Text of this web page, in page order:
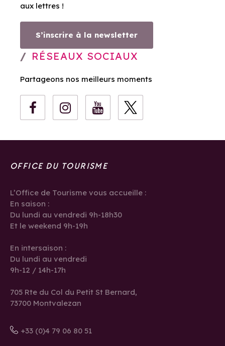
aux lettres !
S’inscrire à la newsletter
RÉSEAUX SOCIAUX
Partageons nos meilleurs moments
OFFICE DU TOURISME
L’Office de Tourisme vous accueille :
En saison :
Du lundi au vendredi 9h-18h30
Et le weekend 9h-19h
En intersaison :
Du lundi au vendredi
9h-12 / 14h-17h
705 Rte du Col du Petit St Bernard,
73700 Montvalezan
+33 (0)4 79 06 80 51